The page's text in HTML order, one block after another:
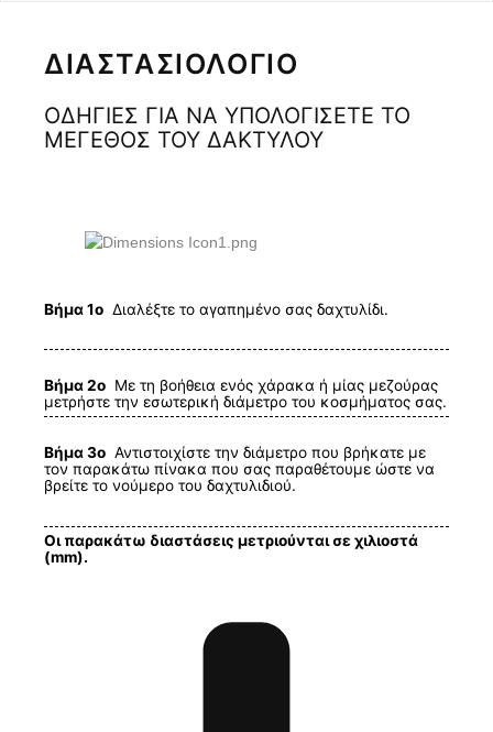
ΔΙΑΣΤΑΣΙΟΛΟΓΙΟ
ΟΔΗΓΙΕΣ ΓΙΑ ΝΑ ΥΠΟΛΟΓΙΣΕΤΕ ΤΟ
ΜΕΓΕΘΟΣ ΤΟΥ ΔΑΚΤΥΛΟΥ
Βήμα 1ο Διαλέξτε το αγαπημένο σας δαχτυλίδι.
Βήμα 2ο Με τη βοήθεια ενός χάρακα ή μίας μεζούρας
μετρήστε την εσωτερική διάμετρο του κοσμήματος σας.
Βήμα 3ο Αντιστοιχίστε την διάμετρο που βρήκατε με
τον παρακάτω πίνακα που σας παραθέτουμε ώστε να
βρείτε το νούμερο του δαχτυλιδιού.
Οι παρακάτω διαστάσεις μετριούνται σε χιλιοστά
(mm).